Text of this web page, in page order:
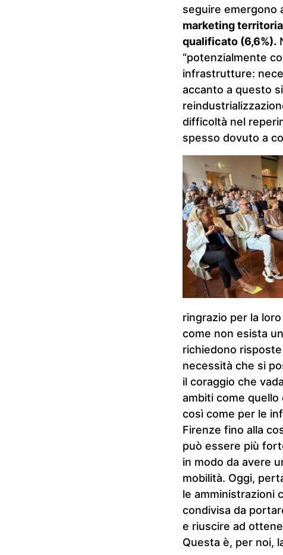
seguire emergono
marketing
qualificato (6,6%).
“potenzialmente
infrastrutture:
accanto a questo
difficoltà nel
spesso dovuto a
ringrazio per la
come non esista
richiedono
necessità che si
il coraggio che
ambiti come
così come per le
Firenze fino alla
può essere più
in modo da avere
mobilità. Oggi,
le amministrazioni
condivisa da
e riuscire ad
Questa è, per noi,